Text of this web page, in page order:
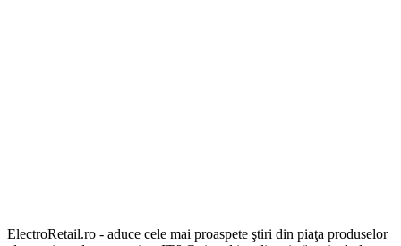
ElectroRetail.ro - aduce cele mai proaspete ştiri din piaţa produselor